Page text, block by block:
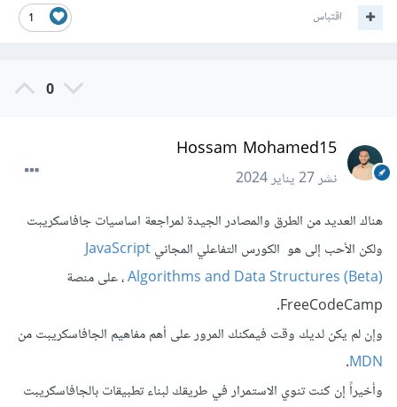
1 اقتباس
0
Hossam Mohamed15
نشر27 يناير 2024
هناك العديد من الطرق والمصادر الجيدة لمراجعة اساسيات جافاسكريبت
ولكن الأحب إلى هو الكورس التفاعلي المجانيJavaScript
Algorithms and Data Structures (Beta)، على منصة
FreeCodeCamp.
وإن لم يكن لديك وقت فيمكنك المرور على أهم مفاهيم الجافاسكريبت من
MDN
.
وأخيراً إن كنت تنوي الاستمرار في طريقك لبناء تطبيقات بالجافاسكريبت